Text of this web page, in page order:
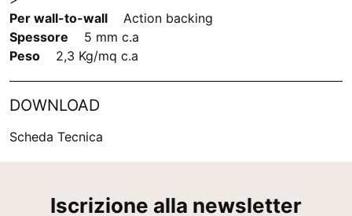
Per wall-to-wall
Action backing
Spessore
5 mm c.a
Peso
2,3 Kg/mq c.a
DOWNLOAD
Scheda Tecnica
Iscrizione alla newsletter